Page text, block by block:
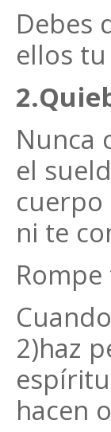
Debes
ellos tu
Nunca
el
ni te
2)haz
hacen